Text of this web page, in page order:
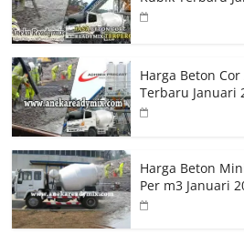
Harga Beton
Terbaru Januari
Harga Beton
Per m3 Januari